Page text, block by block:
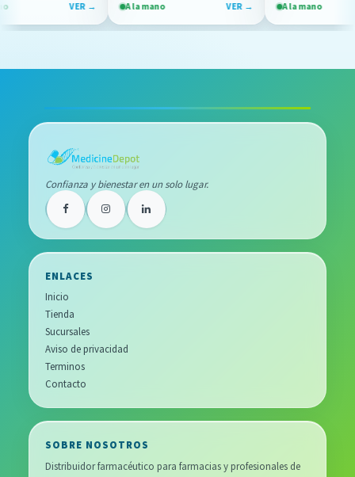
VER → A la mano VER → A la mano
Confianza y bienestar en un solo lugar.
ENLACES
Inicio
Tienda
Sucursales
Aviso de privacidad
Terminos
Contacto
SOBRE NOSOTROS
Distribuidor farmacéutico para farmacias y profesionales de